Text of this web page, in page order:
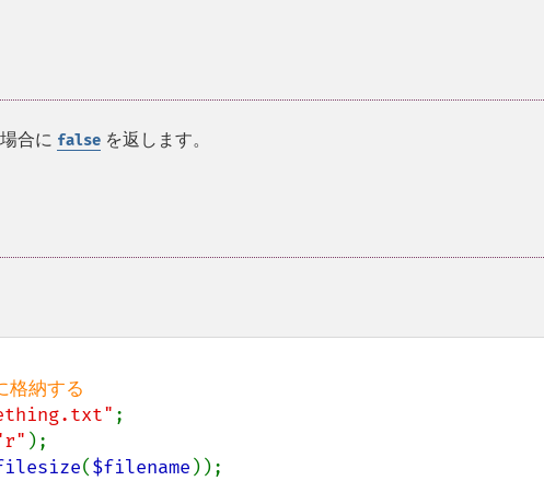
合に false を返します。
($filename